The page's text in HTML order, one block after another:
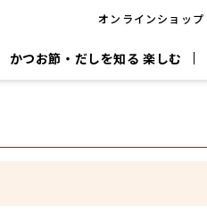
オンラインショップ
かつお節・だしを知る 楽しむ